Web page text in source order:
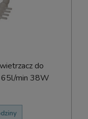
do
65l/min 38W